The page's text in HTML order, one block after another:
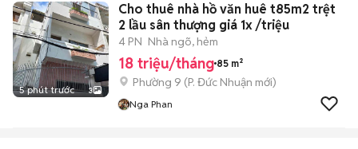
5 phút trước 3
Cho thuê nhà hồ văn huê t85m2 trệt
2 lầu sân thượng giá 1x /triệu
4 PN Nhà ngõ, hẻm
18 triệu/tháng 85 m²
Phường 9 (P. Đức Nhuận mới)
Nga Phan